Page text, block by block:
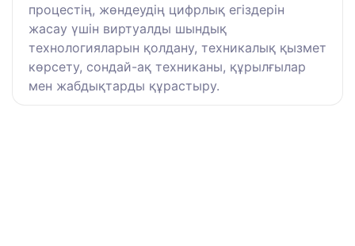
процестің, жөндеудің цифрлық егіздерін
жасау үшін виртуалды шындық
технологияларын қолдану, техникалық қызмет
көрсету, сондай-ақ техниканы, құрылғылар
мен жабдықтарды құрастыру.